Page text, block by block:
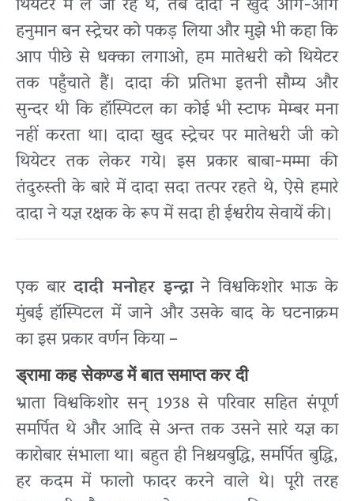
थियेटर में ले जा रहे थे, तब दादा ने खुद आगे-आगे
हनुमान बन स्ट्रेचर को पकड़ लिया और मुझे भी कहा कि
आप पीछे से धक्का लगाओ, हम मातेश्वरी को थियेटर
तक पहुँचाते हैं। दादा की प्रतिभा इतनी सौम्य और
सुन्दर थी कि हॉस्पिटल का कोई भी स्टाफ मेम्बर मना
नहीं करता था। दादा खुद स्ट्रेचर पर मातेश्वरी जी को
थियेटर तक लेकर गये। इस प्रकार बाबा-मम्मा की
तंदुरुस्ती के बारे में दादा सदा तत्पर रहते थे, ऐसे हमारे
दादा ने यज्ञ रक्षक के रूप में सदा ही ईश्वरीय सेवायें की।
एक बारदादी मनोहर इन्द्राने विश्वकिशोर भाऊ के
मुंबई हॉस्पिटल में जाने और उसके बाद के घटनाक्रम
का इस प्रकार वर्णन किया –
ड्रामा कह सेकण्ड में बात समाप्त कर दी
भ्राता विश्वकिशोर सन् 1938 से परिवार सहित संपूर्ण
समर्पित थे और आदि से अन्त तक उसने सारे यज्ञ का
कारोबार संभाला था। बहुत ही निश्चयबुद्धि, समर्पित बुद्धि,
हर कदम में फालो फादर करने वाले थे। पूरी तरह